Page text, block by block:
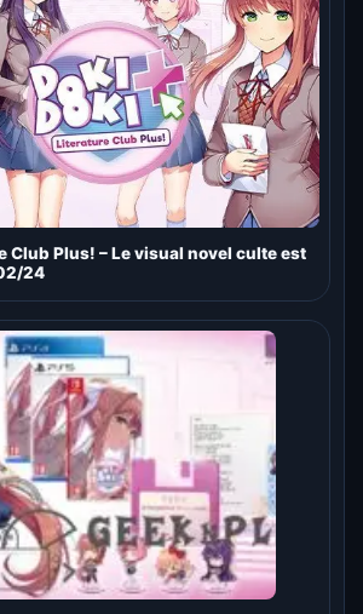
Club Plus! – Le visual novel culte est
24